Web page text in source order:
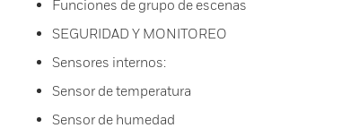
Funciones de grupo de escenas
SEGURIDAD Y MONITOREO
Sensores internos:
Sensor de temperatura
Sensor de humedad